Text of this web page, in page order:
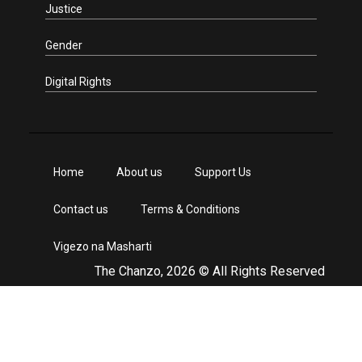
Justice
Gender
Digital Rights
The Chanzo, 2026 © All Rights Reserved
Home About us Support Us
Contact us Terms & Conditions
Vigezo na Masharti